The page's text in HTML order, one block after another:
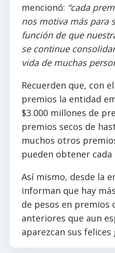
mencionó: “cada
nos motiva más para
función de que
se continue
vida de muchas
Recuerden que, con
premios la entidad
$3.000 millones de
premios secos de
muchos otros
pueden obtener cada
Así mismo, desde la
informan que hay
de pesos en premios
anteriores que aun
aparezcan sus felices